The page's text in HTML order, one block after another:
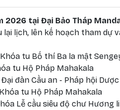
tại Đại Bảo Tháp
lại lịch, lên kế hoạch tham dự
tu Bố thí Ba la mật
tu Hộ Pháp Mahakala
đàn Cầu an - Pháp hội Dược
tu Hộ Pháp Mahakala
Lễ cầu siêu độ chư Hương